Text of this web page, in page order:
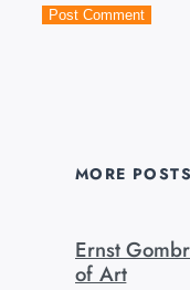
MORE POSTS
Ernst
of Art